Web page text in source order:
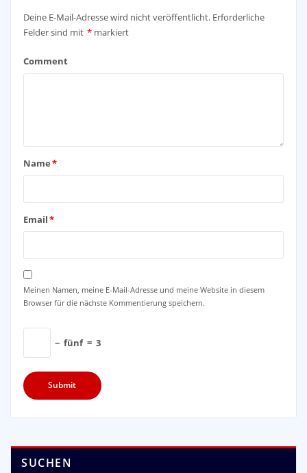
Deine E-Mail-Adresse wird nicht veröffentlicht. Erforderliche
Felder sind mit * markiert
Comment
Name*
Email*
Meinen Namen, meine E-Mail-Adresse und meine Website in diesem
Browser für die nächste Kommentierung speichern.
− fünf = 3
SUCHEN